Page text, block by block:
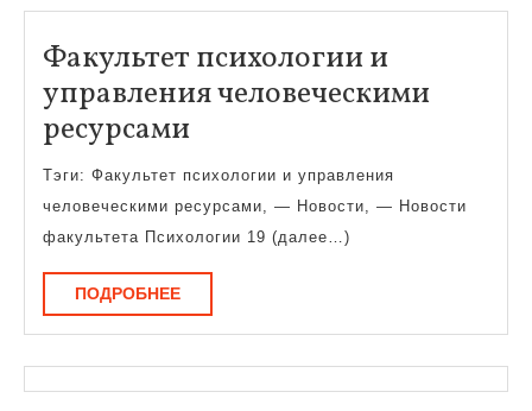
Факультет психологии и
управления человеческими
ресурсами
психологии
и
управления
человеческими
ресурсами
Тэги: Факультет психологии и управления
человеческими ресурсами, — Новости, — Новости
факультета Психологии 19 (далее…)
ПОДРОБНЕЕПОДРОБНЕЕ